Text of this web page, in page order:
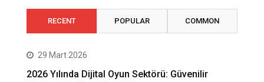
RECENT POPULAR COMMON
29 Mart 2026
2026 Yılında Dijital Oyun Sektörü: Güvenilir